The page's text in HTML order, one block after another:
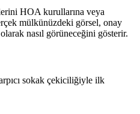
HOA kurullarına veya
mülkünüzdeki görsel, onay
nasıl görüneceğini gösterir.
sokak çekiciliğiyle ilk